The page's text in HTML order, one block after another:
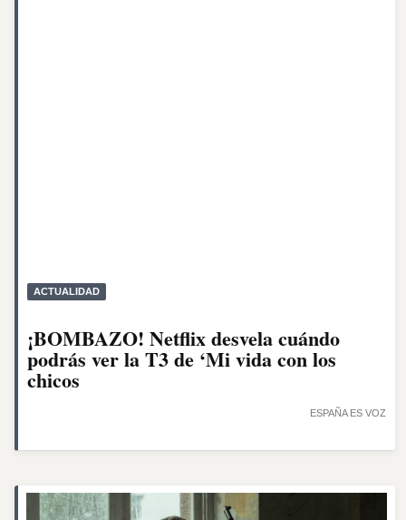
ACTUALIDAD
ESPAÑA ES VOZ
¡BOMBAZO! Netflix desvela cuándo
podrás ver la T3 de ‘Mi vida con los
chicos